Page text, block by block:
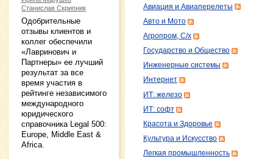
Станислав Скрипник
Одобрительные
отзывы клиентов и
коллег обеспечили
«Лавринович и
Партнеры» ее лучший
результат за все
время участия в
рейтинге независимого
международного
юридического
справочника Legal 500:
Europe, Middle East &
Africa.
Авиация и Авиаперелеты
Авто и Мото
Агропром, С/х
Государство и Общество
Инженерные системы
Интернет
ИТ: железо
ИТ: софт
Красота и Здоровье
Культура и Искусство
Легкая промышленность